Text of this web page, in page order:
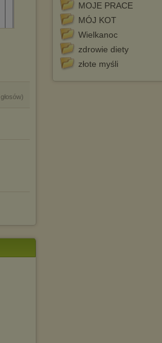
głosów)
MOJE PRACE
MÓJ KOT
Wielkanoc
zdrowie diety
złote myśli